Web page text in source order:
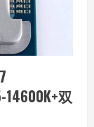
14600K+双